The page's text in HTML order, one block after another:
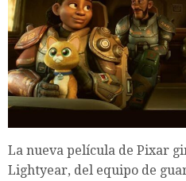
La nueva película de Pixar
Lightyear, del equipo de